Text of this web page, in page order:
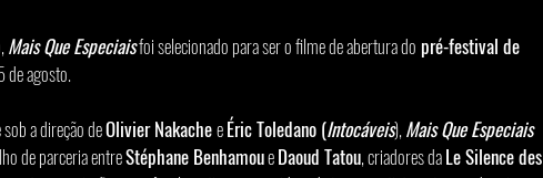
, Mais Que Especiais foi selecionado para ser o filme de abertura do pré-festival de
de agosto.
sob a direção de Olivier Nakache e Éric Toledano (Intocáveis), Mais Que Especiais
de parceria entre Stéphane Benhamou e Daoud Tatou, criadores da Le Silence des